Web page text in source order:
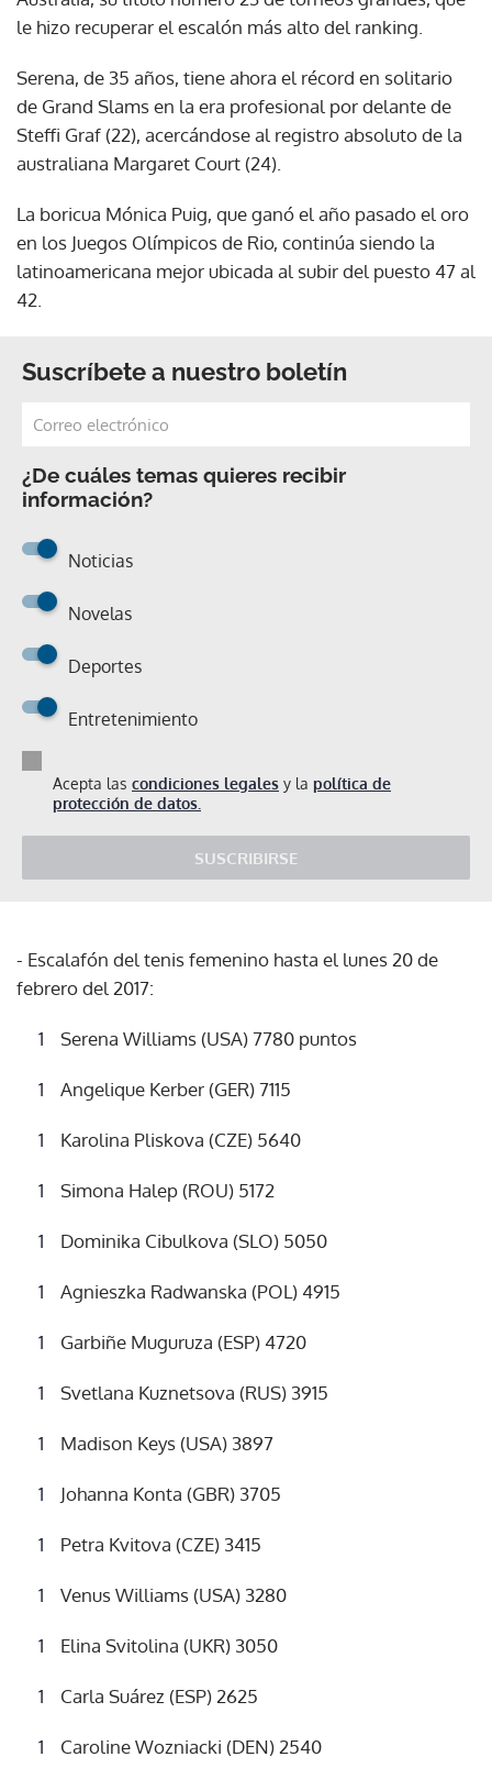
le hizo recuperar el escalón más alto del ranking.
Serena, de 35 años, tiene ahora el récord en solitario
de Grand Slams en la era profesional por delante de
Steffi Graf (22), acercándose al registro absoluto de la
australiana Margaret Court (24).
La boricua Mónica Puig, que ganó el año pasado el oro
en los Juegos Olímpicos de Rio, continúa siendo la
latinoamericana mejor ubicada al subir del puesto 47 al
42.
Suscríbete a nuestro boletín
¿De cuáles temas quieres recibir
información?
Noticias
Novelas
Deportes
Entretenimiento
Acepta las condiciones legales y la política de
protección de datos.
SUSCRIBIRSE
- Escalafón del tenis femenino hasta el lunes 20 de
febrero del 2017:
Serena Williams (USA) 7780 puntos
Angelique Kerber (GER) 7115
Karolina Pliskova (CZE) 5640
Simona Halep (ROU) 5172
Dominika Cibulkova (SLO) 5050
Agnieszka Radwanska (POL) 4915
Garbiñe Muguruza (ESP) 4720
Svetlana Kuznetsova (RUS) 3915
Madison Keys (USA) 3897
Johanna Konta (GBR) 3705
Petra Kvitova (CZE) 3415
Venus Williams (USA) 3280
Elina Svitolina (UKR) 3050
Carla Suárez (ESP) 2625
Caroline Wozniacki (DEN) 2540